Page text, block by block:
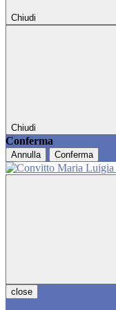
Chiudi
Chiudi
Conferma
Annulla Conferma
close